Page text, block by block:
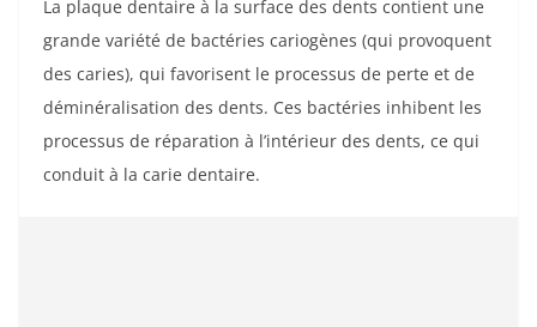
La plaque dentaire à la surface des dents contient une
grande variété de bactéries cariogènes (qui provoquent
des caries), qui favorisent le processus de perte et de
déminéralisation des dents. Ces bactéries inhibent les
processus de réparation à l’intérieur des dents, ce qui
conduit à la carie dentaire.